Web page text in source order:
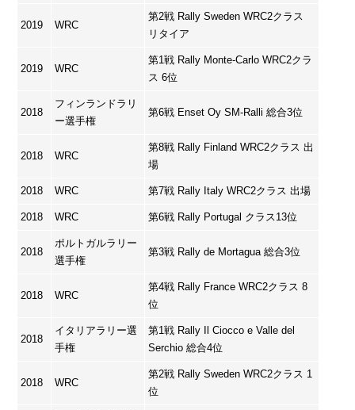
2019 WRC
第2戦 Rally Sweden WRC2クラス
リタイア
2019 WRC
第1戦 Rally Monte-Carlo WRC2クラ
ス 6位
2018
フィンランドラリ
ー選手権
第6戦 Enset Oy SM-Ralli 総合3位
2018 WRC
第8戦 Rally Finland WRC2クラス 出
場
2018 WRC 第7戦 Rally Italy WRC2クラス 出場
2018 WRC 第6戦 Rally Portugal クラス13位
2018
ポルトガルラリー
選手権
第3戦 Rally de Mortagua 総合3位
2018 WRC
第4戦 Rally France WRC2クラス 8
位
2018
イタリアラリー選
手権
第1戦 Rally Il Ciocco e Valle del
Serchio 総合4位
2018 WRC
第2戦 Rally Sweden WRC2クラス 1
位